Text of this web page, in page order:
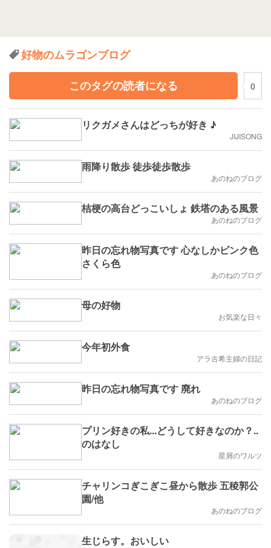
好物のムラゴンブログ
このタグの読者になる
0
リクガメさんはどっちが好き ♪
JIJISONG
雨降り散歩 徒歩徒歩散歩
あのねのブログ
桔梗の高台どっこいしょ 鉄塔のある風景
あのねのブログ
昨日の忘れ物写真です 心なしかピンク色
さくら色
あのねのブログ
母の好物
お気楽な日々
今年初外食
アラ古希主婦の日記
昨日の忘れ物写真です 廃れ
あのねのブログ
プリン好きの私...どうして好きなのか？..
のはなし
星屑のワルツ
チャリンコぎこぎこ昼から散歩 五稜郭公
園/他
あのねのブログ
生じらす。おいしい